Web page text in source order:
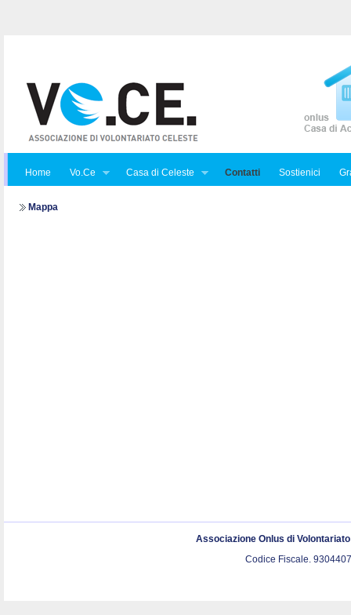
Home Vo.Ce Casa di Celeste Contatti Sostienici
Mappa
Associazione Onlus di
Codice Fiscale.